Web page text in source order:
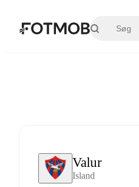
Valur
Island